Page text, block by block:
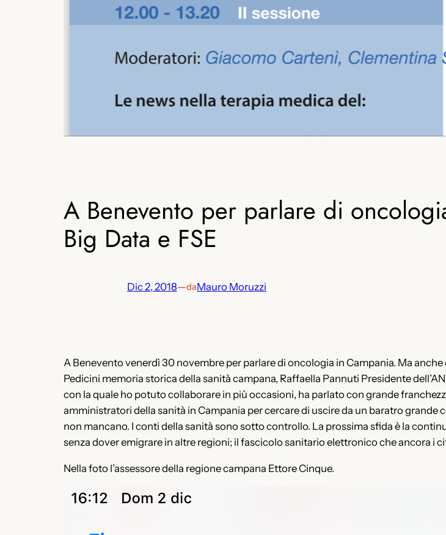
A Benevento per parlare di
Big Data e FSE
Dic 2, 2018—daMauro Moruzzi
A Benevento venerdì 30 novembre per parlare di oncologia in Campania. Ma
Pedicini memoria storica della sanità campana, Raffaella Pannuti Presidente
con la quale ho potuto collaborare in più occasioni, ha parlato con grande
amministratori della sanità in Campania per cercare di uscire da un baratro
non mancano. I conti della sanità sono sotto controllo. La prossima sfida è la
senza dover emigrare in altre regioni; il fascicolo sanitario elettronico che ancora i
Nella foto l’assessore della regione campana Ettore Cinque.